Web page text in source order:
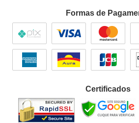
Formas de
Certificados